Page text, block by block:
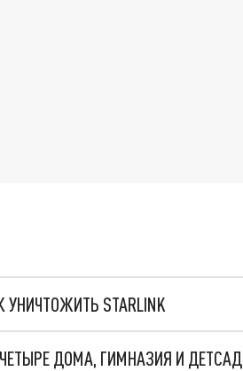
STARLINK
ДОМА, ГИМНАЗИЯ И ДЕТСАД